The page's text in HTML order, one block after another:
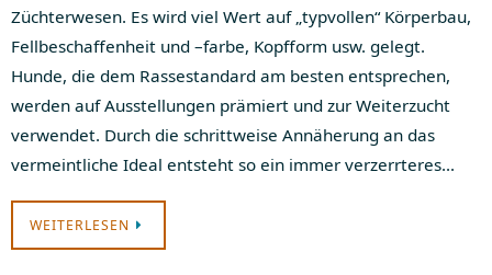
Züchterwesen. Es wird viel Wert auf „typvollen“ Körperbau,
Fellbeschaffenheit und –farbe, Kopfform usw. gelegt.
Hunde, die dem Rassestandard am besten entsprechen,
werden auf Ausstellungen prämiert und zur Weiterzucht
verwendet. Durch die schrittweise Annäherung an das
vermeintliche Ideal entsteht so ein immer verzerrteres…
WEITERLESEN